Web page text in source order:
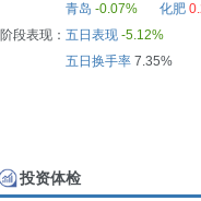
青岛 -0.07% 化肥
阶段表现： 五日表现 -5.12%
五日换手率7.35%
投资体检